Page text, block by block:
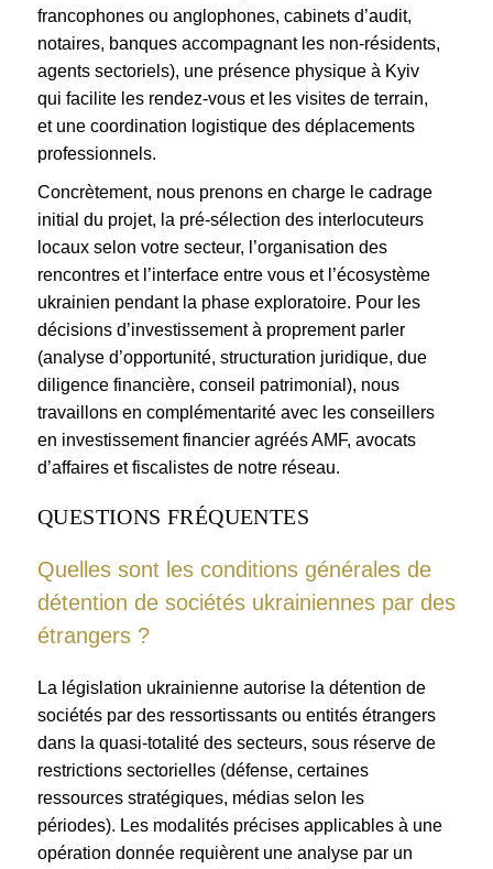
francophones ou anglophones, cabinets d’audit,
notaires, banques accompagnant les non-résidents,
agents sectoriels), une présence physique à Kyiv
qui facilite les rendez-vous et les visites de terrain,
et une coordination logistique des déplacements
professionnels.
Concrètement, nous prenons en charge le cadrage
initial du projet, la pré-sélection des interlocuteurs
locaux selon votre secteur, l’organisation des
rencontres et l’interface entre vous et l’écosystème
ukrainien pendant la phase exploratoire. Pour les
décisions d’investissement à proprement parler
(analyse d’opportunité, structuration juridique, due
diligence financière, conseil patrimonial), nous
travaillons en complémentarité avec les conseillers
en investissement financier agréés AMF, avocats
d’affaires et fiscalistes de notre réseau.
QUESTIONS FRÉQUENTES
Quelles sont les conditions générales de
détention de sociétés ukrainiennes par des
étrangers ?
La législation ukrainienne autorise la détention de
sociétés par des ressortissants ou entités étrangers
dans la quasi-totalité des secteurs, sous réserve de
restrictions sectorielles (défense, certaines
ressources stratégiques, médias selon les
périodes). Les modalités précises applicables à une
opération donnée requièrent une analyse par un